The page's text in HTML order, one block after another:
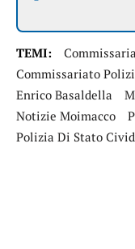
TEMI:
Commissariato
Enrico Basaldella
Notizie Moimacco
Polizia Di Stato